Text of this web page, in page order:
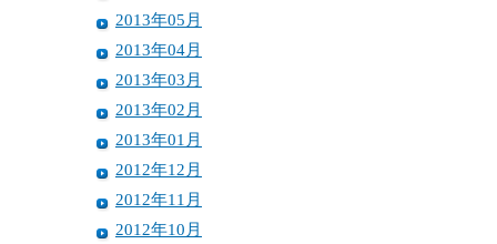
2013年05月
2013年04月
2013年03月
2013年02月
2013年01月
2012年12月
2012年11月
2012年10月